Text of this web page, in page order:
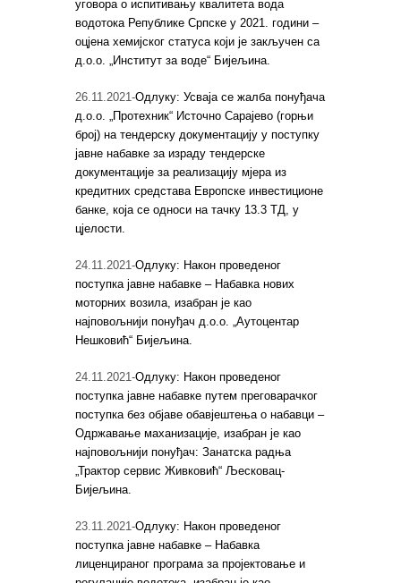
уговора о испитивању квалитета вода
водотока Републике Српске у 2021. години –
оцјена хемијског статуса који је закључен са
д.о.о. „Институт за воде“ Бијељина.
26.11.2021-Одлуку: Усваја се жалба понуђача
д.о.о. „Протехник“ Источно Сарајево (горњи
број) на тендерску документацију у поступку
јавне набавке за израду тендерске
документације за реализацију мјера из
кредитних средстава Европске инвестиционе
банке, која се односи на тачку 13.3 ТД, у
цјелости.
24.11.2021-Одлуку: Након проведеног
поступка јавне набавке – Набавка нових
моторних возила, изабран је као
најповољнији понуђач д.о.о. „Аутоцентар
Нешковић“ Бијељина.
24.11.2021-Одлуку: Након проведеног
поступка јавне набавке путем преговарачког
поступка без објаве обавјештења о набавци –
Одржавање маханизације, изабран је као
најповољнији понуђач: Занатска радња
„Трактор сервис Живковић“ Љесковац-
Бијељина.
23.11.2021-Одлуку: Након проведеног
поступка јавне набавке – Набавка
лиценцираног програма за пројектовање и